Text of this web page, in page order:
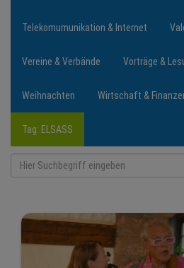
Telekomumunikation & Internet
Vereine & Verbände Vorträge &
Weihnachten Wirtschaft &
Tag: ELSASS